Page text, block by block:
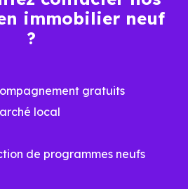
…
à la construction
améliorées
immobilier neuf
?
gratuits
local
de programmes neufs